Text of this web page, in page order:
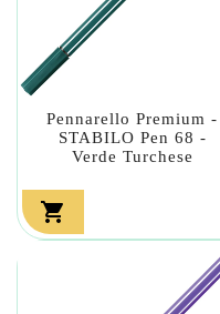
Pennarello Premium -
STABILO Pen 68 -
Verde Turchese
